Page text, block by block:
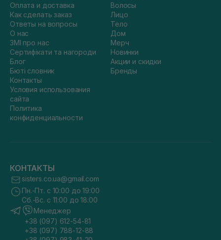
Оплата и доставка
Как сделать заказ
Ответы на вопросы
О нас
ЗМІ про нас
Сертифікати та нагороди
Блог
Бюті словник
Контакты
Условия использования
сайта
Политика
конфиденциальности
Волосы
Лицо
Тело
Дом
Мерч
Новинки
Акции и скидки
Бренды
КОНТАКТЫ
sisters.co.ua@gmail.com
Пн.-Пт. с 10:00 до 19:00
Сб.-Вс. с 11:00 до 18:00
Менеджер
+38 (097) 612-54-81
+38 (097) 788-12-88